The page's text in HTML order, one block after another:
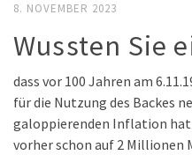
8. NOVEMBER 2023
Wussten Sie
dass vor 100 Jahren am
für die Nutzung des Backes
galoppierenden Inflation
vorher schon auf 2 Millionen